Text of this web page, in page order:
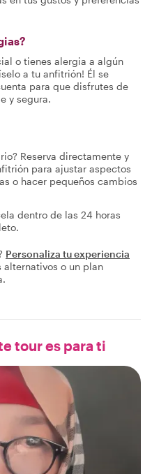
o tienes alergia a algún
a tu anfitrión! Él se
para que disfrutes de
y segura.
Reserva directamente y
para ajustar aspectos
o hacer pequeños cambios
dentro de las 24 horas
Personaliza tu experiencia
o un plan
tour es para ti